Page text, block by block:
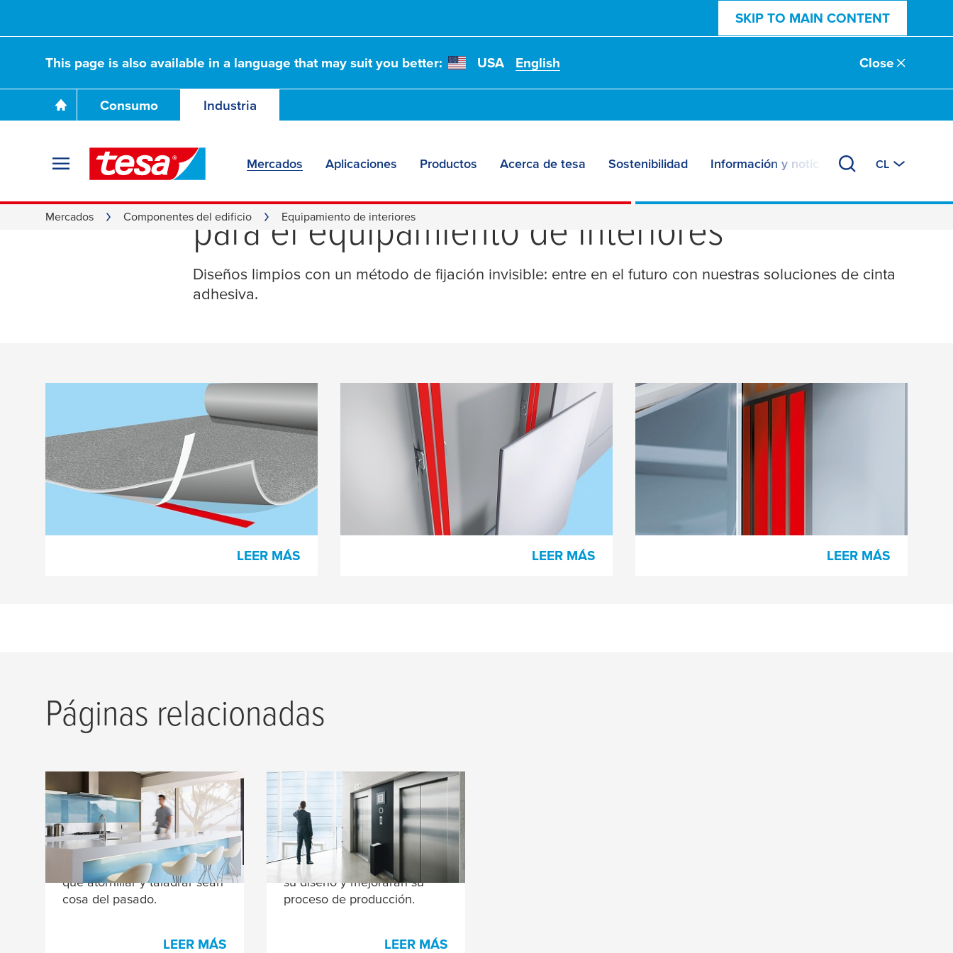
SKIP TO MAIN CONTENT
This page is also available in a language that may suit you better: USA English Close
Consumo Industria
Mercados Aplicaciones Productos Acerca de tesa Sostenibilidad Información y noticias CL
Mercados Componentes del edificio Equipamiento de interiores
Ajuste perfecto: Soluciones con cinta adhesiva
para el equipamiento de interiores
Diseños limpios con un método de fijación invisible: entre en el futuro con nuestras soluciones de cinta
adhesiva.
La fijación de moquetas, PVC u otros
materiales al suelo puede hacerse
rápidamente con una cinta adhesiva de
doble cara. Se acabaron los olores y el
tiempo de curado.
LEER MÁS
Revestimiento de paredes
Cambie rápidamente el ambiente de una
habitación aplicando revestimientos
murales con cinta adhesiva de doble cara.
LEER MÁS
Espejo
rápido y sencillo como con la cinta
adhesiva de doble cara: confíe en nuestra
LEER MÁS
Páginas relacionadas
Mobiliario
Nuestras cintas adhesivas
harán realidad sus ideas de
diseño de muebles y harán
que atornillar y taladrar sean
cosa del pasado.
LEER MÁS
Ascensores
Eleve su ascensor al
siguiente nivel: nuestras
cintas adhesivas realzarán
su diseño y mejorarán su
proceso de producción.
LEER MÁS